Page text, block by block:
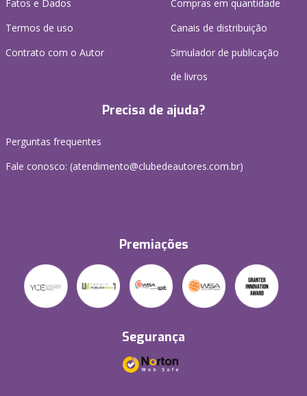
Fatos e Dados
Termos de uso
Contrato com o Autor
Compras em quantidade
Canais de distribuição
Simulador de publicação
de livros
Precisa de ajuda?
Perguntas frequentes
Fale conosco: (atendimento@clubedeautores.com.br)
Premiações
Segurança